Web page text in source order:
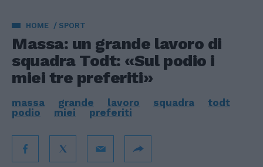
HOME SPORT
Massa: un grande lavoro di
squadra Todt: «Sul podio i
miei tre preferiti»
massa grande lavoro squadra
todt
podio
miei preferiti